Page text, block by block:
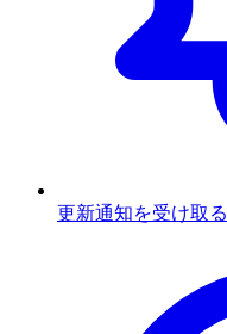
更新通知を受け取る